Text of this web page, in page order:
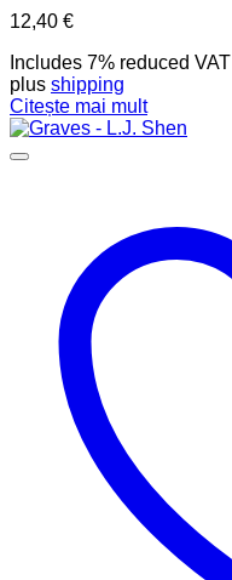
12,40 €
Includes 7% reduced VAT
plus shipping
Citește mai mult